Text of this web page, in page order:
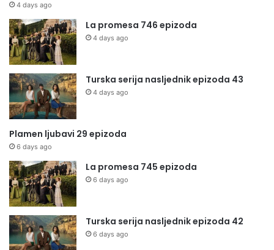
4 days ago
La promesa 746 epizoda
4 days ago
Turska serija nasljednik epizoda 43
4 days ago
Plamen ljubavi 29 epizoda
6 days ago
La promesa 745 epizoda
6 days ago
Turska serija nasljednik epizoda 42
6 days ago